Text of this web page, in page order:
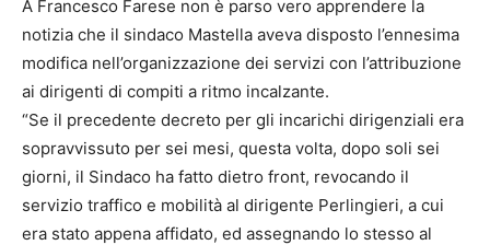
A Francesco Farese non è parso vero apprendere la
notizia che il sindaco Mastella aveva disposto l’ennesima
modifica nell’organizzazione dei servizi con l’attribuzione
ai dirigenti di compiti a ritmo incalzante.
“Se il precedente decreto per gli incarichi dirigenziali era
sopravvissuto per sei mesi, questa volta, dopo soli sei
giorni, il Sindaco ha fatto dietro front, revocando il
servizio traffico e mobilità al dirigente Perlingieri, a cui
era stato appena affidato, ed assegnando lo stesso al